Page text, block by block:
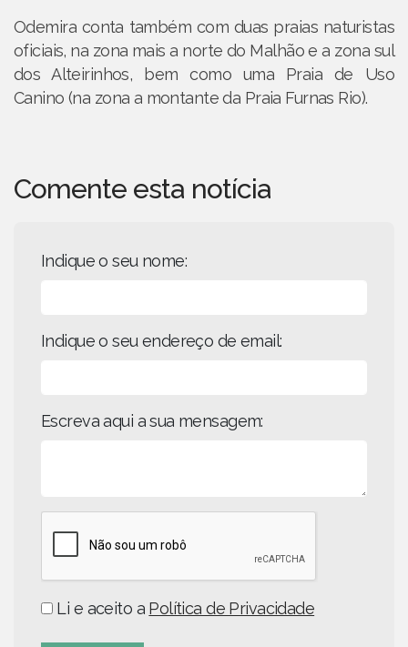
Odemira conta também com duas praias naturistas
oficiais, na zona mais a norte do Malhão e a zona sul
dos Alteirinhos, bem como uma Praia de Uso
Canino (na zona a montante da Praia Furnas Rio).
Comente esta notícia
Indique o seu nome:
Indique o seu endereço de email:
Escreva aqui a sua mensagem:
Li e aceito a Política de Privacidade